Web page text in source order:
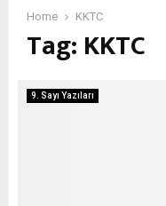
Home KKTC
Tag: KKTC
9. Sayı Yazıları